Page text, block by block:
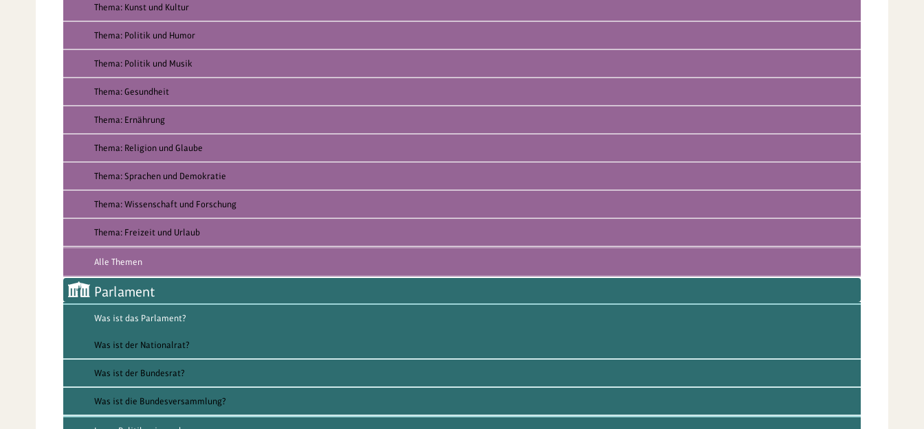
Thema: Kunst und Kultur
Thema: Politik und Humor
Thema: Politik und Musik
Thema: Gesundheit
Thema: Ernährung
Thema: Religion und Glaube
Thema: Sprachen und Demokratie
Thema: Wissenschaft und Forschung
Thema: Freizeit und Urlaub
Alle Themen
Parlament
Was ist das Parlament?
Was ist der Nationalrat?
Was ist der Bundesrat?
Was ist die Bundesversammlung?